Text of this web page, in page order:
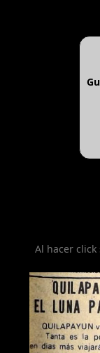
Al hacer